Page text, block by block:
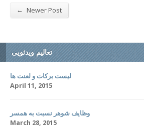
← Newer Post
تعالیم ویدئویی
لیست برکات و لعنت ها
April 11, 2015
وظایف شوهر نسبت به همسر
March 28, 2015